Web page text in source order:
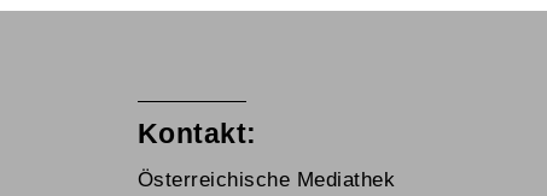
Kontakt:
Österreichische Mediathek